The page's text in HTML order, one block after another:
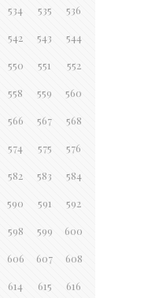
534 535 536
542 543 544
550 551 552
558 559 560
566 567 568
574 575 576
582 583 584
590 591 592
598 599 600
606 607 608
614 615 616